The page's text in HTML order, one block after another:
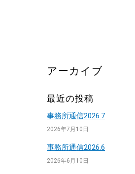
アーカイブ
最近の投稿
事務所通信2026.7
2026年7月10日
事務所通信2026.6
2026年6月10日